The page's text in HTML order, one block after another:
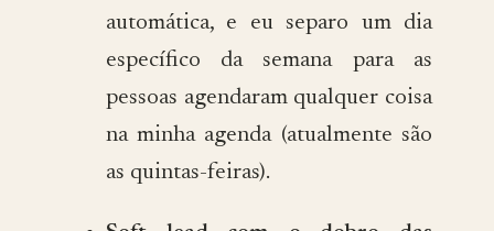
automática, e eu separo um dia
específico da semana para as
pessoas agendaram qualquer coisa
na minha agenda (atualmente são
as quintas-feiras).